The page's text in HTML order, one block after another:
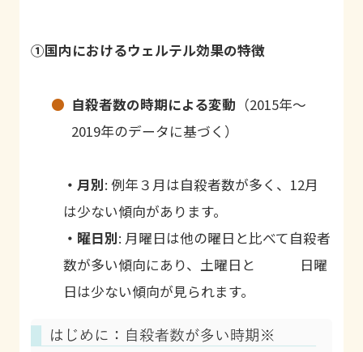
①国内におけるウェルテル効果の特徴
自殺者数の時期による変動 （2015年～
2019年のデータに基づく）
・月別:例年３月は自殺者数が多く、 12月
は少ない傾向があります。
・曜日別: 月曜日は他の曜日と比べて自殺者
数が多い傾向にあり、土曜日と 日曜
日は少ない傾向が見られます。